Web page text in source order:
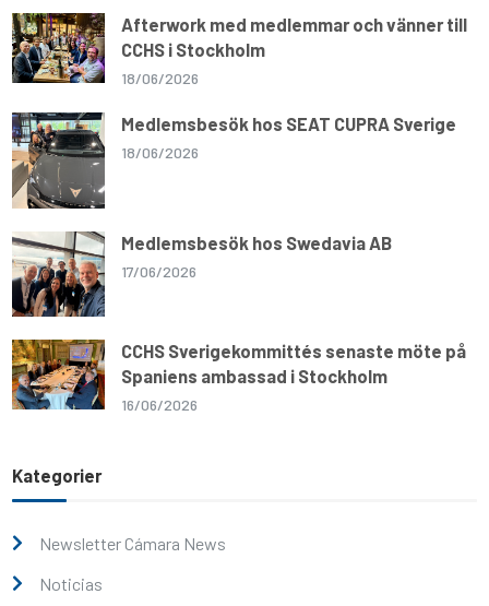
Afterwork med medlemmar och vänner till
CCHS i Stockholm
18/06/2026
Medlemsbesök hos SEAT CUPRA Sverige
18/06/2026
Medlemsbesök hos Swedavia AB
17/06/2026
CCHS Sverigekommittés senaste möte på
Spaniens ambassad i Stockholm
16/06/2026
Kategorier
Newsletter Cámara News
Noticias